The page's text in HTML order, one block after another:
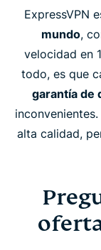
ExpressVPN
mundo,
velocidad en
todo, es que
garantía de
alta calidad,